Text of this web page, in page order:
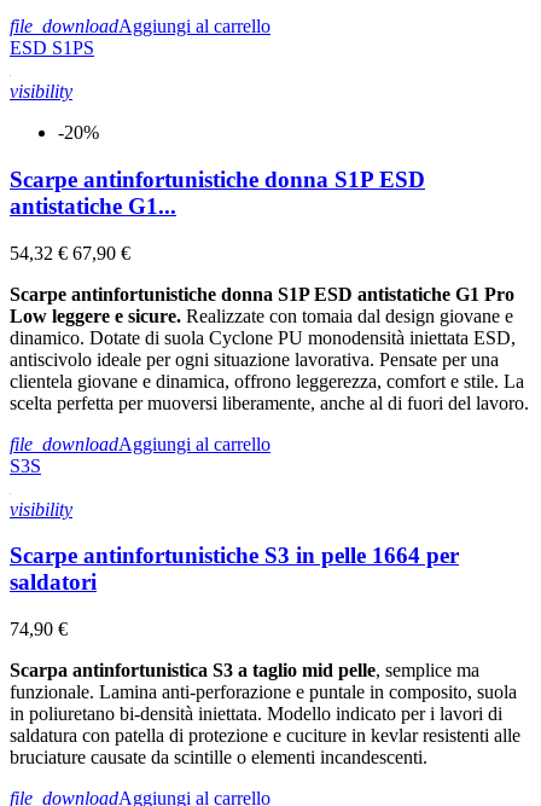
file_downloadAggiungi al carrello
ESD S1PS
visibility
-20%
Scarpe antinfortunistiche donna S1P ESD
antistatiche G1...
54,32 € 67,90 €
Scarpe antinfortunistiche donna S1P ESD antistatiche G1 Pro
Low leggere e sicure. Realizzate con tomaia dal design giovane e
dinamico. Dotate di suola Cyclone PU monodensità iniettata ESD,
antiscivolo ideale per ogni situazione lavorativa. Pensate per una
clientela giovane e dinamica, offrono leggerezza, comfort e stile. La
scelta perfetta per muoversi liberamente, anche al di fuori del lavoro.
file_downloadAggiungi al carrello
S3S
visibility
Scarpe antinfortunistiche S3 in pelle 1664 per
saldatori
74,90 €
Scarpa antinfortunistica S3 a taglio mid pelle, semplice ma
funzionale. Lamina anti-perforazione e puntale in composito, suola
in poliuretano bi-densità iniettata. Modello indicato per i lavori di
saldatura con patella di protezione e cuciture in kevlar resistenti alle
bruciature causate da scintille o elementi incandescenti.
file_downloadAggiungi al carrello